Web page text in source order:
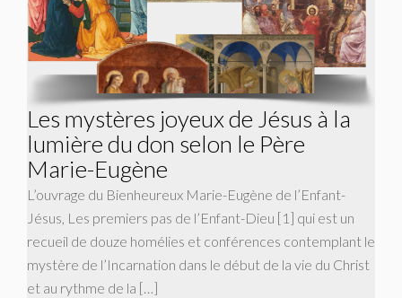
Les mystères joyeux de Jésus à la
lumière du don selon le Père
Marie-Eugène
L’ouvrage du Bienheureux Marie-Eugène de l’Enfant-
Jésus, Les premiers pas de l’Enfant-Dieu [1] qui est un
recueil de douze homélies et conférences contemplant le
mystère de l’Incarnation dans le début de la vie du Christ
et au rythme de la […]